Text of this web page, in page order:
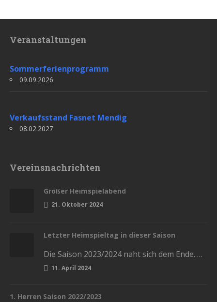
Veranstaltungen
Sommerferienprogramm
09.09.2026
Verkaufsstand Fasnet Mendig
08.02.2027
Vereinsnachrichten
Großer Heimspielabend
21. Oktober 2024
Letzter Heimspieltag in dieser Saison
Die Saison 2023/2024 naht sich dem Ende. Diesen Samstag haben wir die letzten Heimspiele in der Stadthalle. Kommt und lasst…
11. April 2024
1. Herren Saison 2022/2023